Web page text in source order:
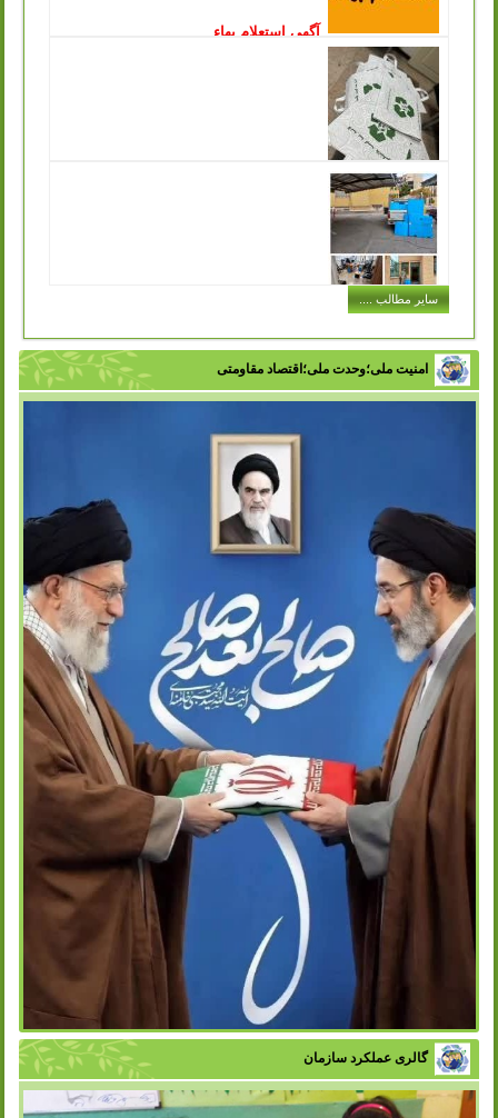
آگهی استعلام بهاء
انتشار: چهارشنبه, 15 آذر 1402
سازمان مدیریت پسماند شهرداری ورامین درنظردارد جهت جمع
آوری و زنده گیری سگ های بلاصاحب سطح شهر نسبت به
انعقاد قرارداد با پیمانکار واجد...
سازمان مدیریت پسماند به جهت تکریم ارباب رجوع
انتشار: شنبه, 11 آذر 1402
یکی از مشکلاتی که در حفظ محیط زیست و اصول بازیافت با
آن مواجه هستیم این است که افراد در هنگام خرید حجم بسیار
زیادی کیسه پلاستیکی...
در ادارات شهر
با تلاش سازمان مدیریت پسماند شهرداری ورامین و با هدف
تفکیک زباله از مبدا، فرهنگ سازی در زمینه مدیریت پسماند و
زباله در بین اقشار مختلف...ادامه مطلب ..
سایر مطالب ....
امنیت ملی؛وحدت ملی؛اقتصاد مقاومتی
گالری عملکرد سازمان